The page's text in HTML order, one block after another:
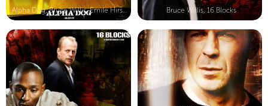
Alpha Dog, Bruce Willis, Emile Hirsch Bruce Willis, 16 Blocks